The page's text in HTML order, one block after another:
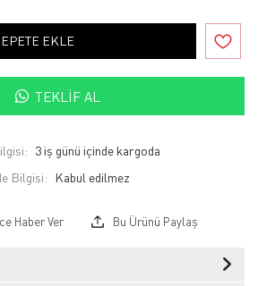
EKLE
TEKLIF AL
3 iş günü içinde kargoda
Bilgisi:
Haber Ver Bu Ürünü Paylaş